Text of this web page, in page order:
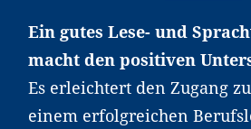
Ein gutes Lese- und
macht den positiven
Es erleichtert den Zugang
einem erfolgreichen